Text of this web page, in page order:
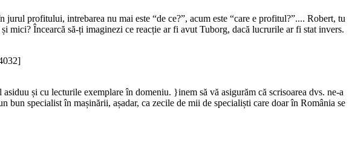
profitului, intrebarea nu mai este “de ce?”, acum este “care e profitul?”.... Robert, tu
mici? Încearcă să-ți imaginezi ce reacție ar fi avut Tuborg, dacă lucrurile ar fi stat invers.
și cu lecturile exemplare în domeniu. }inem să vă asigurăm că scrisoarea dvs. ne-a
bun specialist în mașinării, așadar, ca zecile de mii de specialiști care doar în România se